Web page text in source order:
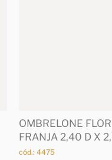
OMBRELONE
FRANJA 2,40 D X
cód.: 4475